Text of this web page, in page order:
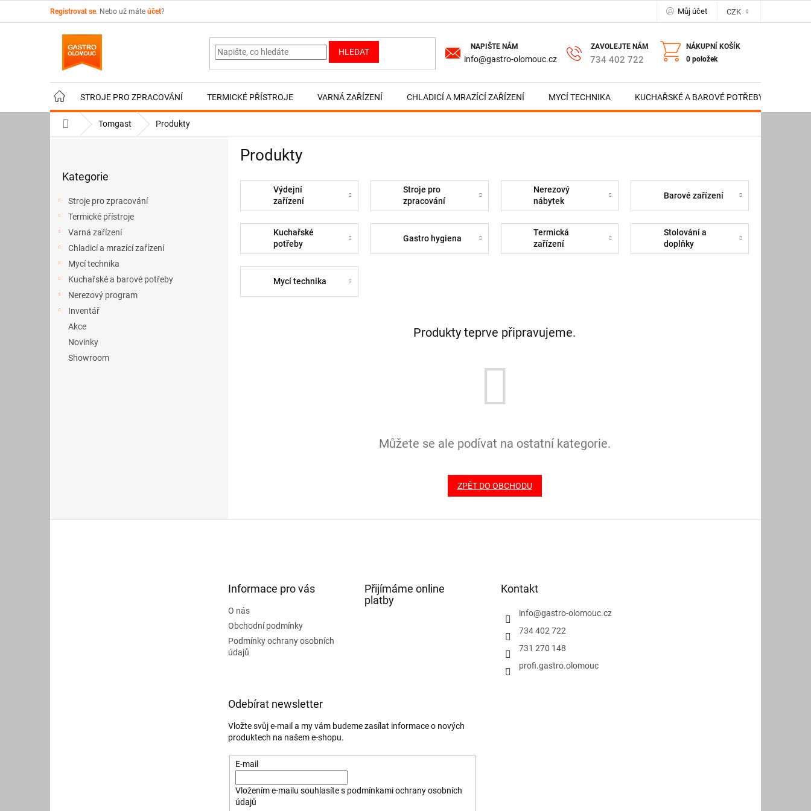
Registrovat se. Nebo už máte účet? Můj účet CZK
HLEDAT
info@gastro-olomouc.cz 734 402 722
NÁKUPNÍ KOŠÍK
0 položek
STROJE PRO ZPRACOVÁNÍ TERMICKÉ PŘÍSTROJE VARNÁ ZAŘÍZENÍ CHLADICÍ A MRAZÍCÍ ZAŘÍZENÍ MYCÍ TECHNIKA KUCHAŘSKÉ A BAROVÉ POTŘEBY
Domů Tomgast Produkty
kategorie
Kategorie
Stroje pro zpracování
Termické přístroje
Varná zařízení
Chladicí a mrazící zařízení
Mycí technika
Kuchařské a barové potřeby
Nerezový program
Inventář
Akce
Novinky
Showroom
Produkty
Výdejní
zařízení
Stroje pro
zpracování
Nerezový
nábytek
Barové zařízení
Kuchařské
potřeby
Gastro hygiena
Termická
zařízení
Stolování a
doplňky
Mycí technika
Produkty teprve připravujeme.
Můžete se ale podívat na ostatní kategorie.
ZPĚT DO OBCHODU
Informace pro vás
O nás
Obchodní podmínky
Podmínky ochrany osobních
údajů
Přijímáme online
platby
Kontakt
info@gastro-olomouc.cz
734 402 722
731 270 148
profi.gastro.olomouc
Odebírat newsletter
Vložte svůj e-mail a my vám budeme zasílat informace o nových
produktech na našem e-shopu.
E-mail
Vložením e-mailu souhlasíte s podmínkami ochrany osobních
údajů